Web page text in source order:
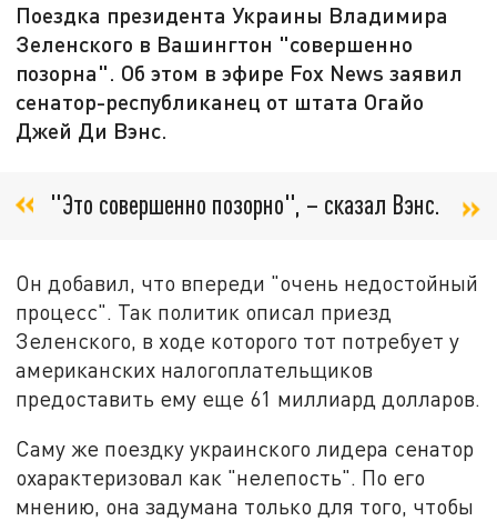
Поездка президента Украины Владимира
Зеленского в Вашингтон "совершенно
позорна". Об этом в эфире Fox News заявил
сенатор-республиканец от штата Огайо
Джей Ди Вэнс.
"Это совершенно позорно", – сказал Вэнс.
Он добавил, что впереди "очень недостойный
процесс". Так политик описал приезд
Зеленского, в ходе которого тот потребует у
американских налогоплательщиков
предоставить ему еще 61 миллиард долларов.
Саму же поездку украинского лидера сенатор
охарактеризовал как "нелепость". По его
мнению, она задумана только для того, чтобы